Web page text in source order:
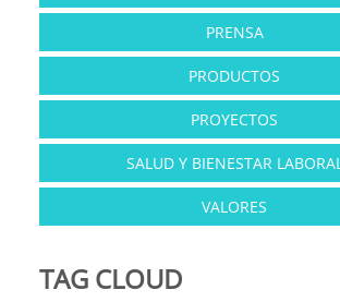
PRENSA
PRODUCTOS
PROYECTOS
SALUD Y BIENESTAR LABORAL
VALORES
TAG CLOUD